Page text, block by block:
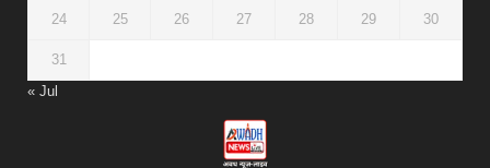
24 25 26 27 28 29 30
31
« Jul